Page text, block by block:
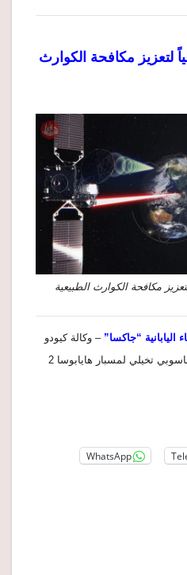
لتعزيز مكافحة الكوارث
مكافحة الكوارث الطبيعية
“جاكسا” – وكالة كيودو
صورة المقال الأصلية: تصميم حاسوبي تخيلي لمسبار هايابوسا 2
WhatsApp